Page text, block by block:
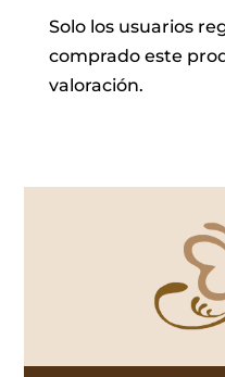
Solo los usuarios
comprado este
valoración.